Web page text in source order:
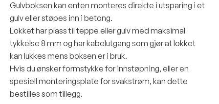
alle dokumenter
Gulvboksen kan enten monteres direkte i utsparing i et
gulv eller støpes inn i betong.
Lokket har plass til teppe eller gulv med maksimal
tykkelse 8 mm og har kabelutgang som gjør at lokket
kan lukkes mens boksen er i bruk.
Hvis du ønsker formstykke for innstøpning, eller en
spesiell monteringsplate for svakstrøm, kan dette
bestilles som tillegg.